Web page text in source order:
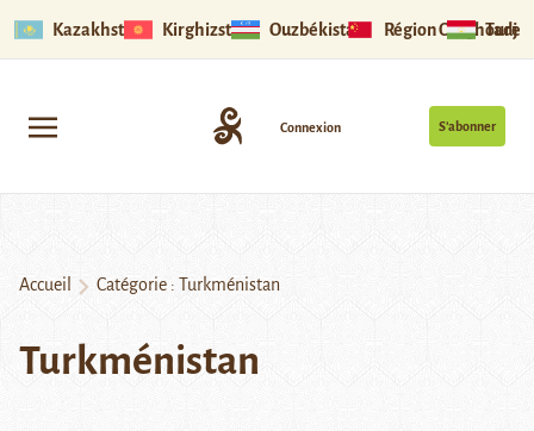
Kazakhstan Kirghizstan Ouzbékistan Région Ouïghoure
S’abonner
Connexion
Accueil Catégorie : Turkménistan
Turkménistan